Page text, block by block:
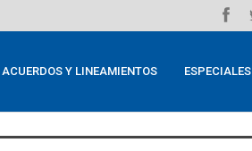
ACUERDOS Y LINEAMIENTOS ESPECIALES